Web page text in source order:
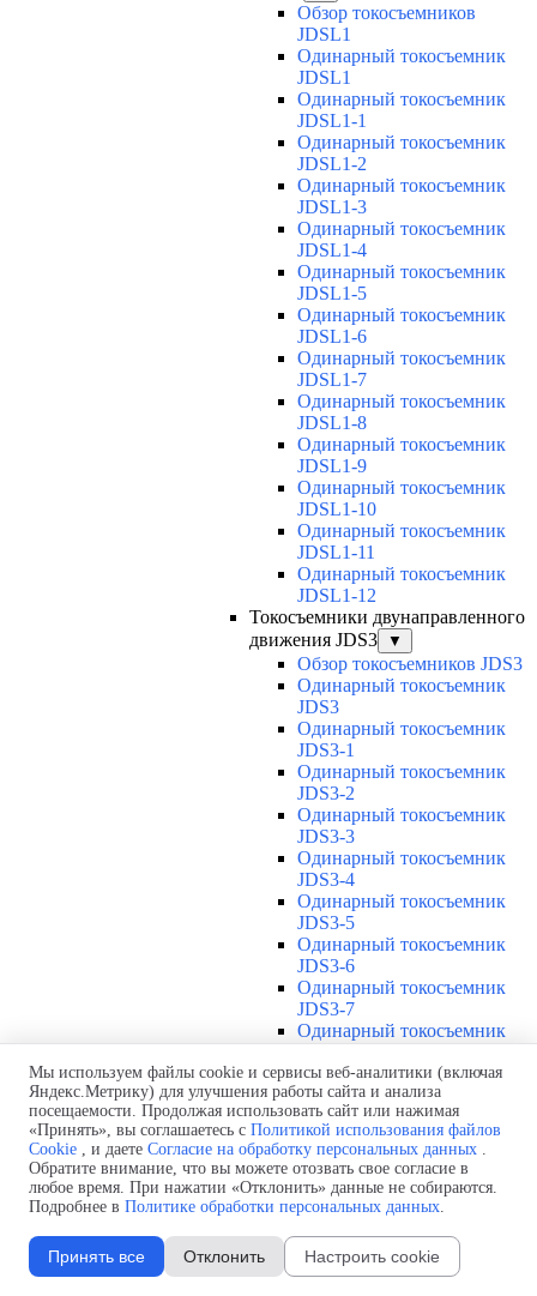
Обзор токосъемников
JDSL1
Одинарный токосъемник
JDSL1
Одинарный токосъемник
JDSL1-1
Одинарный токосъемник
JDSL1-2
Одинарный токосъемник
JDSL1-3
Одинарный токосъемник
JDSL1-4
Одинарный токосъемник
JDSL1-5
Одинарный токосъемник
JDSL1-6
Одинарный токосъемник
JDSL1-7
Одинарный токосъемник
JDSL1-8
Одинарный токосъемник
JDSL1-9
Одинарный токосъемник
JDSL1-10
Одинарный токосъемник
JDSL1-11
Одинарный токосъемник
JDSL1-12
Токосъемники двунаправленного
движения JDS3
▼
Обзор токосъемников JDS3
Одинарный токосъемник
JDS3
Одинарный токосъемник
JDS3-1
Одинарный токосъемник
JDS3-2
Одинарный токосъемник
JDS3-3
Одинарный токосъемник
JDS3-4
Одинарный токосъемник
JDS3-5
Одинарный токосъемник
JDS3-6
Одинарный токосъемник
JDS3-7
Одинарный токосъемник
Одинарный токосъемник
JDS3-9
Одинарный токосъемник
JDS3-10
Одинарный токосъемник
JDS3-11
Одинарный токосъемник
Соединения U12
Защитная оболочка для
Мы используем файлы cookie и сервисы веб-аналитики (включая
Яндекс.Метрику) для улучшения работы сайта и анализа
посещаемости. Продолжая использовать сайт или нажимая
«Принять», вы соглашаетесь с Политикой использования файлов
Cookie , и даете Согласие на обработку персональных данных .
Обратите внимание, что вы можете отозвать свое согласие в
любое время. При нажатии «Отклонить» данные не собираются.
Подробнее в Политике обработки персональных данных.
Принять все Отклонить Настроить cookie